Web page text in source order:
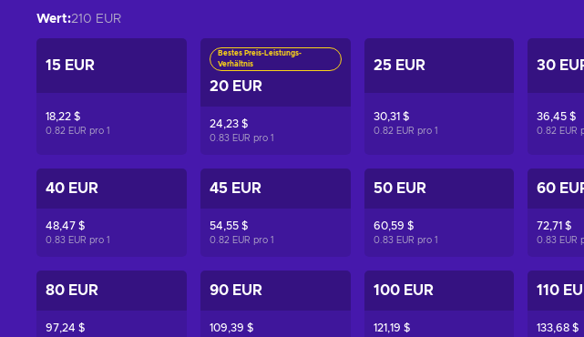
Wert:210 EUR
15 EUR
18,22 $
0.82 EUR pro 1
Bestes Preis-Leistungs-
Verhältnis
20 EUR
24,23 $
0.83 EUR pro 1
25 EUR
30,31 $
0.82 EUR pro 1
30
36,45 $
0.82 EUR
40 EUR
48,47 $
0.83 EUR pro 1
45 EUR
54,55 $
0.82 EUR pro 1
50 EUR
60,59 $
0.83 EUR pro 1
60
72,71 $
0.83 EUR
80 EUR
97,24 $
90 EUR
109,39 $
100 EUR
121,19 $
110
133,68 $